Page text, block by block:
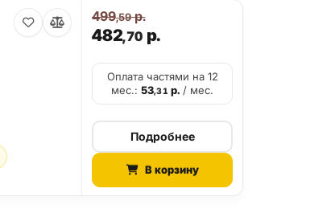
482,70р.
499,59р.
Оплата частями на 12
мес.:53,31 р./ мес.
Подробнее
В корзину